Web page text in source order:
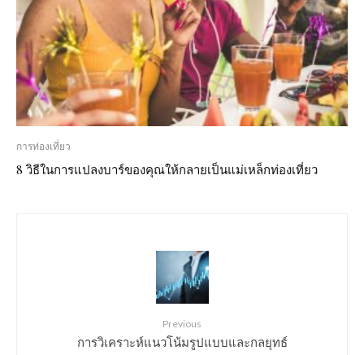
การท่องเที่ยว
8 วิธีในการแปลงบาร์ของคุณให้กลายเป็นแม่เหล็กท่องเที่ยว
Previous
การวิเคราะห์แนวโน้มรูปแบบและกลยุทธ์